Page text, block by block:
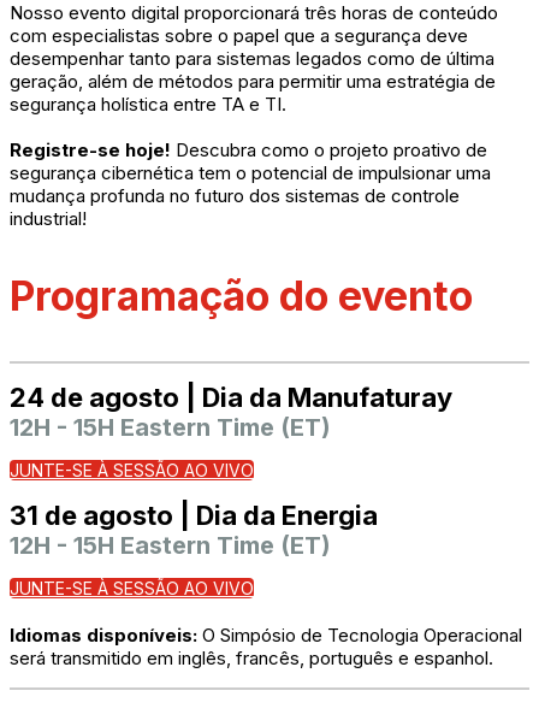
Nosso evento digital proporcionará três horas de conteúdo
com especialistas sobre o papel que a segurança deve
desempenhar tanto para sistemas legados como de última
geração, além de métodos para permitir uma estratégia de
segurança holística entre TA e TI.
Registre-se hoje! Descubra como o projeto proativo de
segurança cibernética tem o potencial de impulsionar uma
mudança profunda no futuro dos sistemas de controle
industrial!
Programação do evento
24 de agosto | Dia da Manufaturay
12H - 15H Eastern Time (ET)
JUNTE-SE À SESSÃO AO VIVO
31 de agosto | Dia da Energia
12H - 15H Eastern Time (ET)
JUNTE-SE À SESSÃO AO VIVO
Idiomas disponíveis: O Simpósio de Tecnologia Operacional
será transmitido em inglês, francês, português e espanhol.